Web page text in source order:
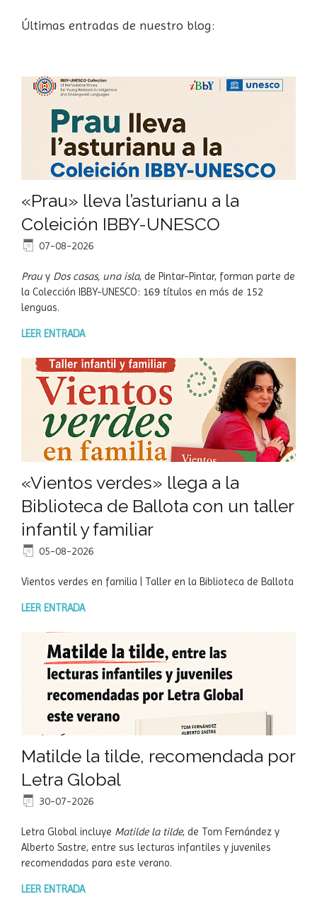
Últimas entradas de nuestro blog:
«Prau» lleva l’asturianu a la
Coleición IBBY-UNESCO
07-08-2026
Prau y Dos casas, una isla, de Pintar-Pintar, forman parte de
la Colección IBBY-UNESCO: 169 títulos en más de 152
lenguas.
LEER ENTRADA
«Vientos verdes» llega a la
Biblioteca de Ballota con un taller
infantil y familiar
05-08-2026
Vientos verdes en familia | Taller en la Biblioteca de Ballota
LEER ENTRADA
Matilde la tilde, recomendada por
Letra Global
30-07-2026
Letra Global incluye Matilde la tilde, de Tom Fernández y
Alberto Sastre, entre sus lecturas infantiles y juveniles
recomendadas para este verano.
LEER ENTRADA